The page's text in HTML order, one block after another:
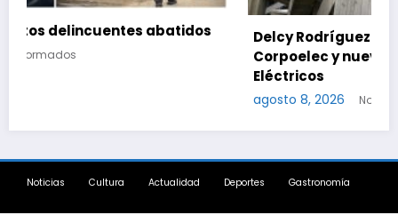
Delcy Rodríguez designa nuevo presidente de
Corpoelec y nuevo viceministro de Servicios